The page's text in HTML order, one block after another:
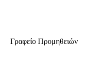
Γραφείο Προμηθειών